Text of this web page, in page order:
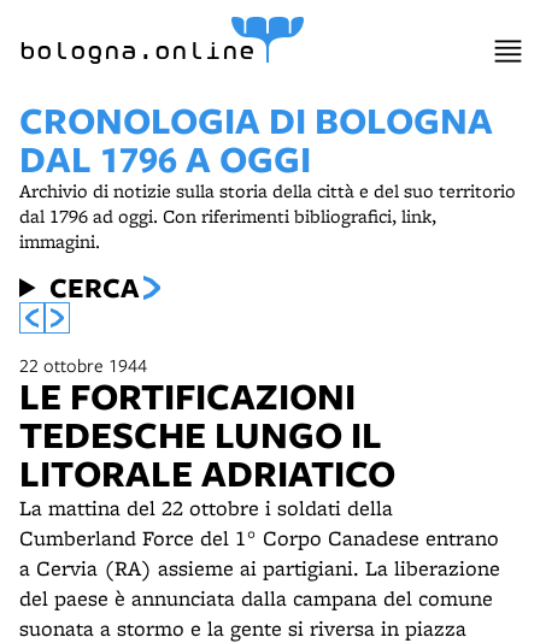
bologna.online
CRONOLOGIA DI BOLOGNA
DAL 1796 A OGGI
Archivio di notizie sulla storia della città e del suo territorio
dal 1796 ad oggi. Con riferimenti bibliografici, link,
immagini.
CERCA
22 ottobre 1944
LE FORTIFICAZIONI
TEDESCHE LUNGO IL
LITORALE ADRIATICO
La mattina del 22 ottobre i soldati della
Cumberland Force del 1° Corpo Canadese entrano
a Cervia (RA) assieme ai partigiani. La liberazione
del paese è annunciata dalla campana del comune
suonata a stormo e la gente si riversa in piazza